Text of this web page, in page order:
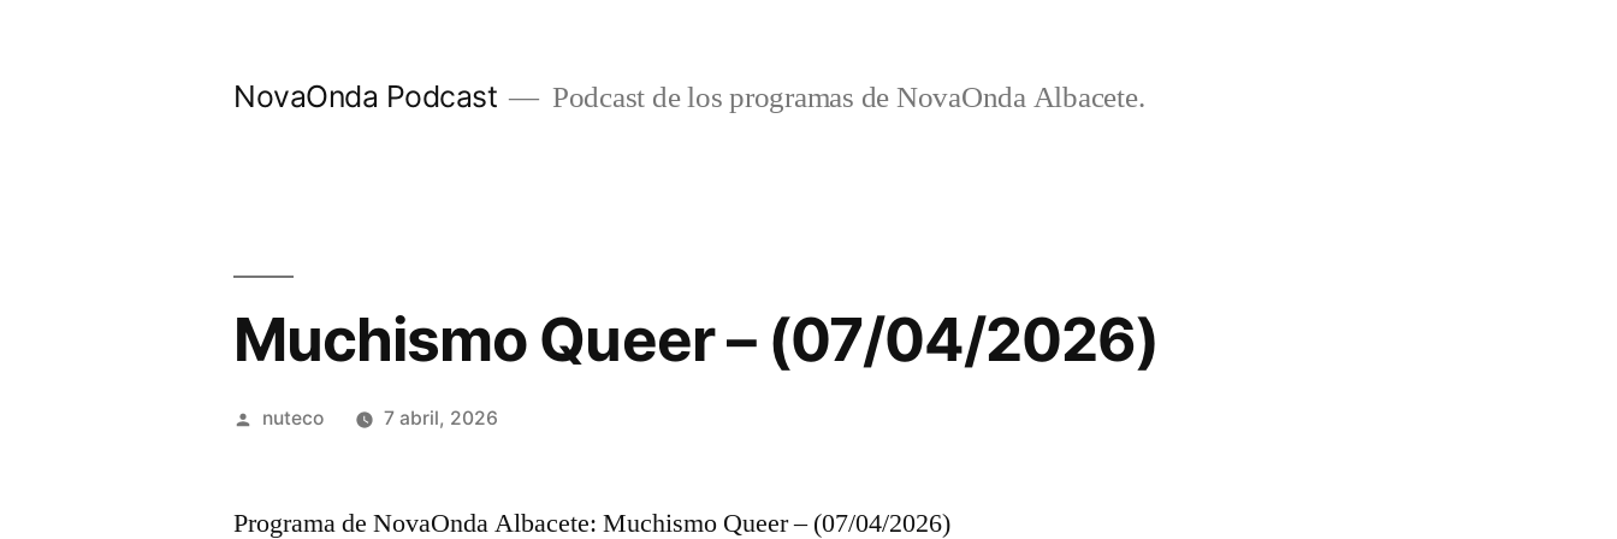
NovaOnda Podcast Podcast de los programas de NovaOnda Albacete.
Muchismo Queer – (07/04/2026)
Publicada
nuteco 7 abril, 2026
Programa de NovaOnda Albacete: Muchismo Queer – (07/04/2026)